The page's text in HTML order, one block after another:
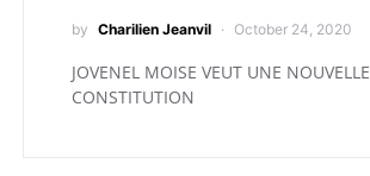
by Charilien Jeanvil October 24, 2020
JOVENEL MOISE VEUT UNE NOUVELLE
CONSTITUTION